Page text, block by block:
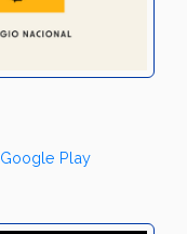
Google Play